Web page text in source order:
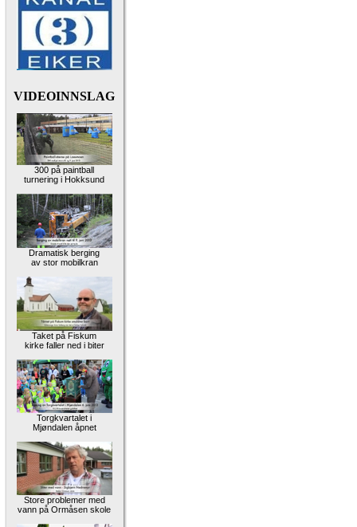
VIDEOINNSLAG
300 på paintball
turnering i Hokksund
Dramatisk berging
av stor mobilkran
Taket på Fiskum
kirke faller ned i biter
Torgkvartalet i
Mjøndalen åpnet
Store problemer med
vann på Ormåsen skole